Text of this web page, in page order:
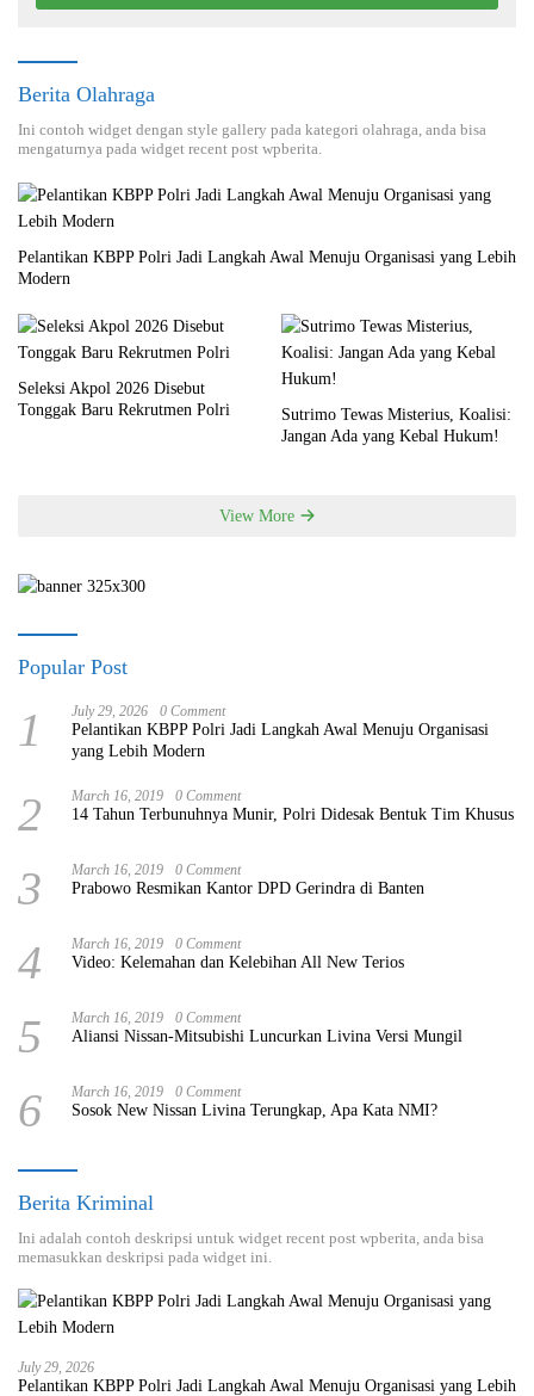
Berita Olahraga
Ini contoh widget dengan style gallery pada kategori olahraga, anda bisa
mengaturnya pada widget recent post wpberita.
Pelantikan KBPP Polri Jadi Langkah Awal Menuju Organisasi yang Lebih
Modern
Seleksi Akpol 2026 Disebut
Tonggak Baru Rekrutmen Polri
Sutrimo Tewas Misterius, Koalisi:
Jangan Ada yang Kebal Hukum!
View More
Popular Post
1 July 29, 2026 0 Comment
Pelantikan KBPP Polri Jadi Langkah Awal Menuju Organisasi
yang Lebih Modern
2 March 16, 2019 0 Comment
14 Tahun Terbunuhnya Munir, Polri Didesak Bentuk Tim Khusus
3 March 16, 2019 0 Comment
Prabowo Resmikan Kantor DPD Gerindra di Banten
4 March 16, 2019 0 Comment
Video: Kelemahan dan Kelebihan All New Terios
5 March 16, 2019 0 Comment
Aliansi Nissan-Mitsubishi Luncurkan Livina Versi Mungil
6 March 16, 2019 0 Comment
Sosok New Nissan Livina Terungkap, Apa Kata NMI?
Berita Kriminal
Ini adalah contoh deskripsi untuk widget recent post wpberita, anda bisa
memasukkan deskripsi pada widget ini.
July 29, 2026
Pelantikan KBPP Polri Jadi Langkah Awal Menuju Organisasi yang Lebih